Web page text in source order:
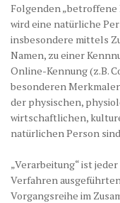
Folgenden
wird eine natürliche
insbesondere mittels
Namen, zu einer
Online-Kennung (z.B.
besonderen
der physischen,
wirtschaftlichen,
natürlichen Person
„Verarbeitung“ ist
Verfahren
Vorgangsreihe im